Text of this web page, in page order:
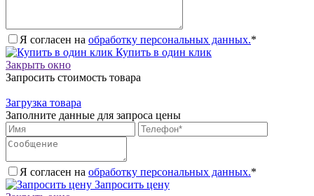
Я согласен на обработку персональных данных.*
Купить в один клик
Закрыть окно
Запросить стоимость товара
Загрузка товара
Заполните данные для запроса цены
Я согласен на обработку персональных данных.*
Запросить цену